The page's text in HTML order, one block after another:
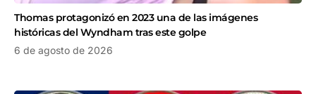
Thomas protagonizó en 2023 una de las imágenes
históricas del Wyndham tras este golpe
6 de agosto de 2026